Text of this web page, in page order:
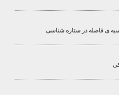
ی فاصله در ستاره شناسی